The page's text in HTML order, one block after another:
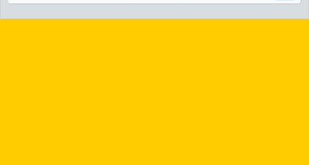
Community platform by XenForo® © 2010-2026 XenForo Ltd.